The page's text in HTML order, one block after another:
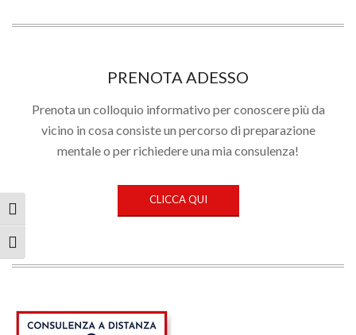
Attiva/disattiva alto contrasto
Attiva/disattiva dimensione testo
PRENOTA ADESSO
Prenota un colloquio informativo per conoscere più da
vicino in cosa consiste un percorso di preparazione
mentale o per richiedere una mia consulenza!
CLICCA QUI